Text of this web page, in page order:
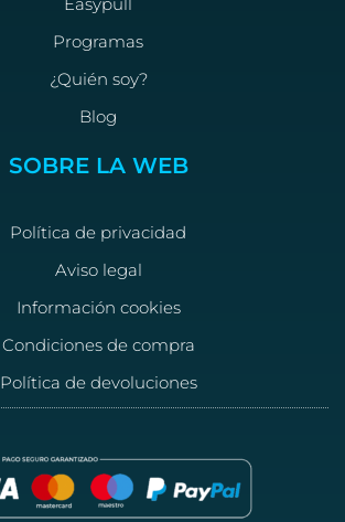
Programas
¿Quién soy?
Blog
SOBRE LA WEB
Política de privacidad
Aviso legal
Información cookies
Condiciones de compra
Política de devoluciones